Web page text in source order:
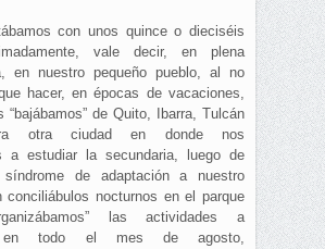
con unos quince o dieciséis
vale decir, en plena
en nuestro pequeño pueblo, al no
hacer, en épocas de vacaciones,
“bajábamos” de Quito, Ibarra, Tulcán
otra ciudad en donde nos
a estudiar la secundaria, luego de
de adaptación a nuestro
conciliábulos nocturnos en el parque
las actividades a
en todo el mes de agosto,